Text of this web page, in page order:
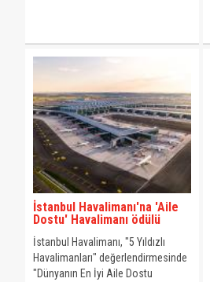
İstanbul Havalimanı'na 'Aile
Dostu' Havalimanı ödülü
İstanbul Havalimanı, "5 Yıldızlı
Havalimanları" değerlendirmesinde
"Dünyanın En İyi Aile Dostu